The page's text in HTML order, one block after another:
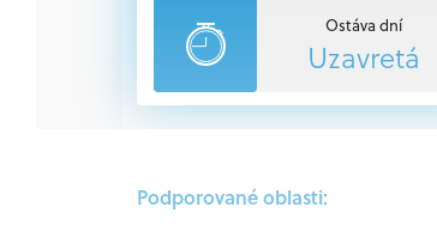
Ostáva dní
Uzavretá
Podporované oblasti: